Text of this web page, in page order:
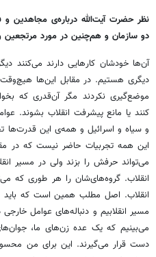
نظر حضرت آیت‌الله درباره‌ی مجاهدین
دو سازمان و هم‌چنین در مورد
آن‌ها خودشان کارهایی دارند می‌کنند
دیگری هستیم. در مقابل این‌ها
موضع‌گیری نکردند مگر آن‌قدری که
کنند یا مانع پیشرفت انقلاب بشوند.
و سیاه و اسرائیل و همه‌ی این قدرت‌ها
این همه تجربیات حاضر نیست که در
می‌تواند حرفش را بزند ولی در مسیر
انقلاب. گروه‌های‌شان را هر طوری که
انقلاب. اصل مطلب همین است که باید
مسیر انقلابیم و دنباله‌های عوامل
می‌بینیم که یک عده زن‌های ما،
دست قرار می‌گیرند. این برای من